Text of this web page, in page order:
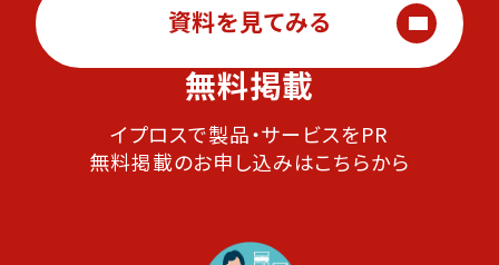
資料を見てみる
無料掲載
イプロスで製品・サービスをPR
無料掲載のお申し込みはこちらから